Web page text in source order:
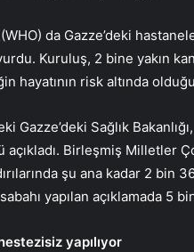
da Gazze’deki
Kuruluş, 2 bine yakın
hayatının risk altında
Gazze’deki Sağlık
Birleşmiş Milletler
şu ana kadar 2 bin
yapılan açıklamada 5
yapılıyor